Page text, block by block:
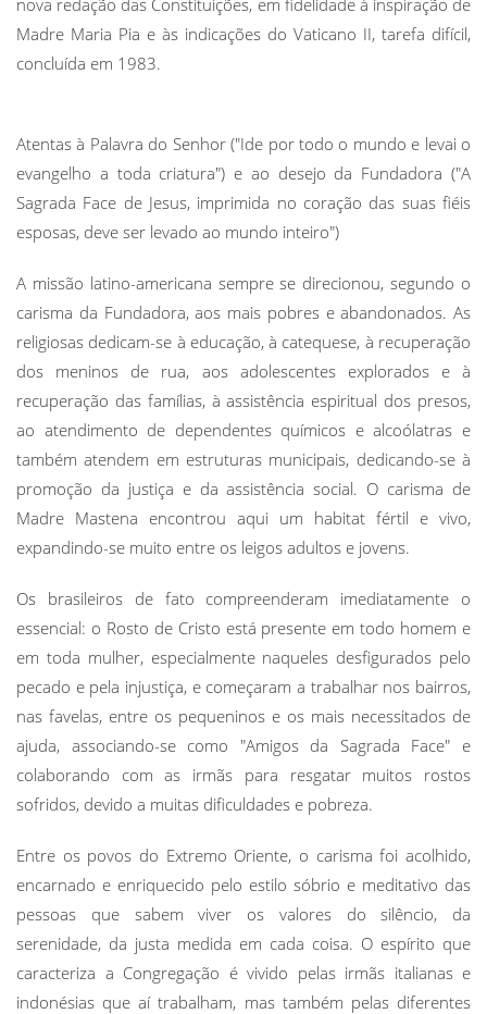
Madre Maria Pia e às indicações do Vaticano II, tarefa difícil,
concluída em 1983.
Atentas à Palavra do Senhor ("Ide por todo o mundo e levai o
evangelho a toda criatura") e ao desejo da Fundadora ("A
Sagrada Face de Jesus, imprimida no coração das suas fiéis
esposas, deve ser levado ao mundo inteiro")
A missão latino-americana sempre se direcionou, segundo o
carisma da Fundadora, aos mais pobres e abandonados. As
religiosas dedicam-se à educação, à catequese, à recuperação
dos meninos de rua, aos adolescentes explorados e à
recuperação das famílias, à assistência espiritual dos presos,
ao atendimento de dependentes químicos e alcoólatras e
também atendem em estruturas municipais, dedicando-se à
promoção da justiça e da assistência social. O carisma de
Madre Mastena encontrou aqui um habitat fértil e vivo,
expandindo-se muito entre os leigos adultos e jovens.
Os brasileiros de fato compreenderam imediatamente o
essencial: o Rosto de Cristo está presente em todo homem e
em toda mulher, especialmente naqueles desfigurados pelo
pecado e pela injustiça, e começaram a trabalhar nos bairros,
nas favelas, entre os pequeninos e os mais necessitados de
ajuda, associando-se como "Amigos da Sagrada Face" e
colaborando com as irmãs para resgatar muitos rostos
sofridos, devido a muitas dificuldades e pobreza.
Entre os povos do Extremo Oriente, o carisma foi acolhido,
encarnado e enriquecido pelo estilo sóbrio e meditativo das
pessoas que sabem viver os valores do silêncio, da
serenidade, da justa medida em cada coisa. O espírito que
caracteriza a Congregação é vivido pelas irmãs italianas e
indonésias que aí trabalham, mas também pelas diferentes